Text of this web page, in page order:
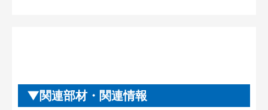
関連部材・関連情報